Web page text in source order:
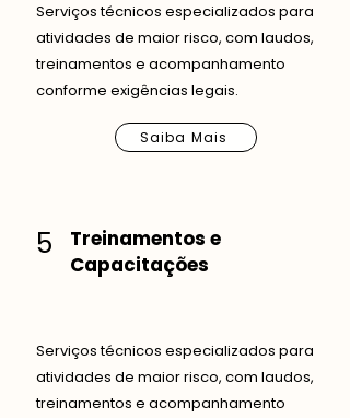
Serviços técnicos especializados para
atividades de maior risco, com laudos,
treinamentos e acompanhamento
conforme exigências legais.
Saiba Mais
5
Treinamentos e
Capacitações
Serviços técnicos especializados para
atividades de maior risco, com laudos,
treinamentos e acompanhamento